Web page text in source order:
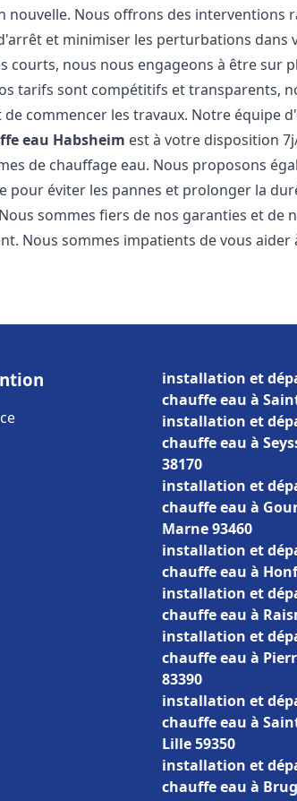
nouvelle. Nous offrons des interventions
et minimiser les perturbations dans
nous nous engageons à être sur
tarifs sont compétitifs et transparents,
commencer les travaux. Notre équipe
eau Habsheim est à votre disposition
de chauffage eau. Nous proposons
pour éviter les pannes et prolonger la
sommes fiers de nos garanties et de
Nous sommes impatients de vous aider
installation et
chauffe eau à
installation et
chauffe eau à
38170
installation et
chauffe eau à
Marne 93460
installation et
chauffe eau à
installation et
chauffe eau à
installation et
chauffe eau à
83390
installation et
chauffe eau à
Lille 59350
installation et
chauffe eau à